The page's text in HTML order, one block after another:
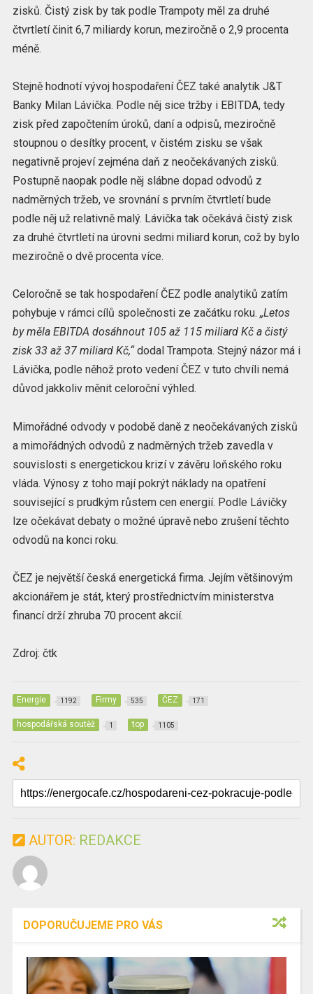
zisků. Čistý zisk by tak podle Trampoty měl za druhé
čtvrtletí činit 6,7 miliardy korun, meziročně o 2,9 procenta
méně.
Stejně hodnotí vývoj hospodaření ČEZ také analytik J&T
Banky Milan Lávička. Podle něj sice tržby i EBITDA, tedy
zisk před započtením úroků, daní a odpisů, meziročně
stoupnou o desítky procent, v čistém zisku se však
negativně projeví zejména daň z neočekávaných zisků.
Postupně naopak podle něj slábne dopad odvodů z
nadměrných tržeb, ve srovnání s prvním čtvrtletí bude
podle něj už relativně malý. Lávička tak očekává čistý zisk
za druhé čtvrtletí na úrovni sedmi miliard korun, což by bylo
meziročně o dvě procenta více.
Celoročně se tak hospodaření ČEZ podle analytiků zatím
pohybuje v rámci cílů společnosti ze začátku roku. „Letos
by měla EBITDA dosáhnout 105 až 115 miliard Kč a čistý
zisk 33 až 37 miliard Kč,“dodal Trampota. Stejný názor má i
Lávička, podle něhož proto vedení ČEZ v tuto chvíli nemá
důvod jakkoliv měnit celoroční výhled.
Mimořádné odvody v podobě daně z neočekávaných zisků
a mimořádných odvodů z nadměrných tržeb zavedla v
souvislosti s energetickou krizí v závěru loňského roku
vláda. Výnosy z toho mají pokrýt náklady na opatření
související s prudkým růstem cen energií. Podle Lávičky
lze očekávat debaty o možné úpravě nebo zrušení těchto
odvodů na konci roku.
ČEZ je největší česká energetická firma. Jejím většinovým
akcionářem je stát, který prostřednictvím ministerstva
financí drží zhruba 70 procent akcií.
Zdroj: čtk
Energie 1192 Firmy 535 ČEZ 171
hospodářská soutěž 1 top 1105
AUTOR: REDAKCE
DOPORUČUJEME PRO VÁS